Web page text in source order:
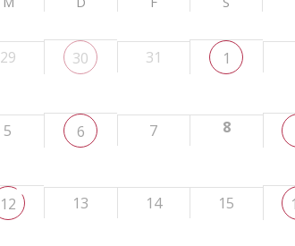
29 30 31 1
5 6 7 8
12 13 14 15